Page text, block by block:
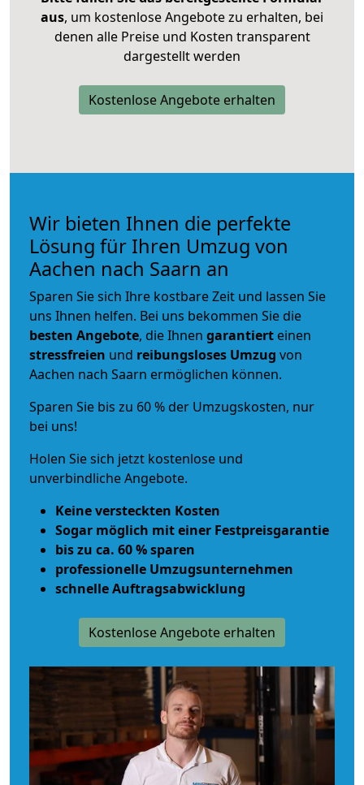
aus, um kostenlose Angebote zu erhalten, bei
denen alle Preise und Kosten transparent
dargestellt werden
Kostenlose Angebote erhalten
Wir bieten Ihnen die perfekte
Lösung für Ihren Umzug von
Aachen nach Saarn an
Sparen Sie sich Ihre kostbare Zeit und lassen Sie
uns Ihnen helfen. Bei uns bekommen Sie die
besten Angebote, die Ihnen garantiert einen
stressfreien und reibungsloses Umzug von
Aachen nach Saarn ermöglichen können.
Sparen Sie bis zu 60 % der Umzugskosten, nur
bei uns!
Holen Sie sich jetzt kostenlose und
unverbindliche Angebote.
Keine versteckten Kosten
Sogar möglich mit einer Festpreisgarantie
bis zu ca. 60 % sparen
professionelle Umzugsunternehmen
schnelle Auftragsabwicklung
Kostenlose Angebote erhalten